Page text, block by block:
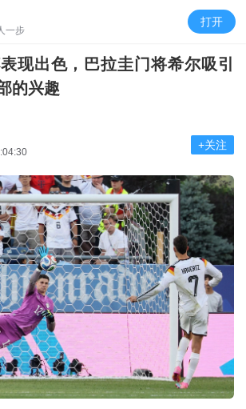
一步
打开
现出色，巴拉圭门将希尔吸引
的兴趣
+关注